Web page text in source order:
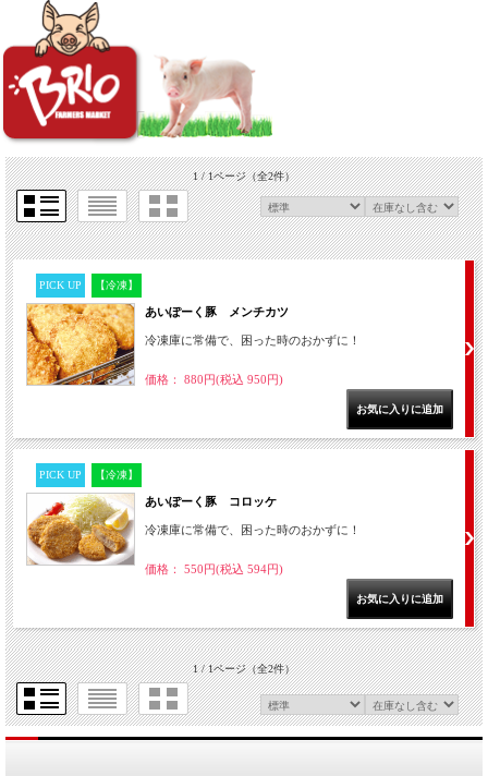
1 / 1ページ（全2件）
PICK UP 【冷凍】
あいぽーく豚 メンチカツ
冷凍庫に常備で、困った時のおかずに！
価格： 880円(税込 950円)
PICK UP 【冷凍】
あいぽーく豚 コロッケ
冷凍庫に常備で、困った時のおかずに！
価格： 550円(税込 594円)
1 / 1ページ（全2件）